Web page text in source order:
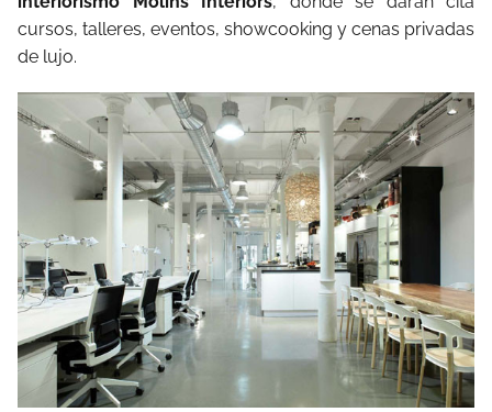
cursos, talleres, eventos, showcooking y cenas privadas
de lujo.